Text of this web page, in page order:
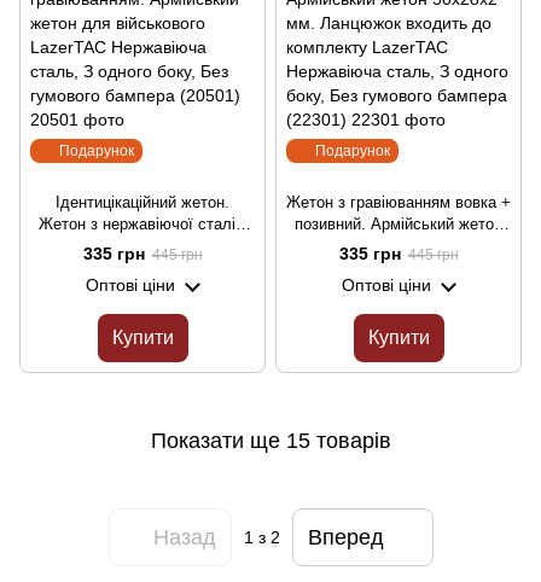
Подарунок
Ідентицікаційний жетон.
Жетон з нержавіючої сталі з
гравіюванням. Армійський
жетон для військового
LazerTAC Нержавіюча сталь,
З одного боку, Без гумового
бампера (20501)
335 грн 445 грн
Оптові ціни
Купити
Подарунок
Жетон з гравіюванням вовка +
позивний. Армійський жетон
50х28х2 мм. Ланцюжок
входить до комплекту
LazerTAC Нержавіюча сталь,
З одного боку, Без гумового
бампера (22301)
335 грн 445 грн
Оптові ціни
Купити
Показати ще 15 товарів
Назад 1з 2 Вперед